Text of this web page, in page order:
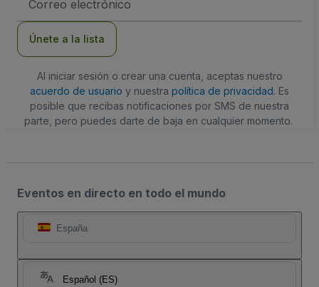
de
Únete a la lista
Al iniciar sesión o crear una cuenta, aceptas nuestro
acuerdo de usuario y nuestra política de privacidad. Es
posible que recibas notificaciones por SMS de nuestra
parte, pero puedes darte de baja en cualquier momento.
Eventos en directo en todo el mundo
España
Español (ES)